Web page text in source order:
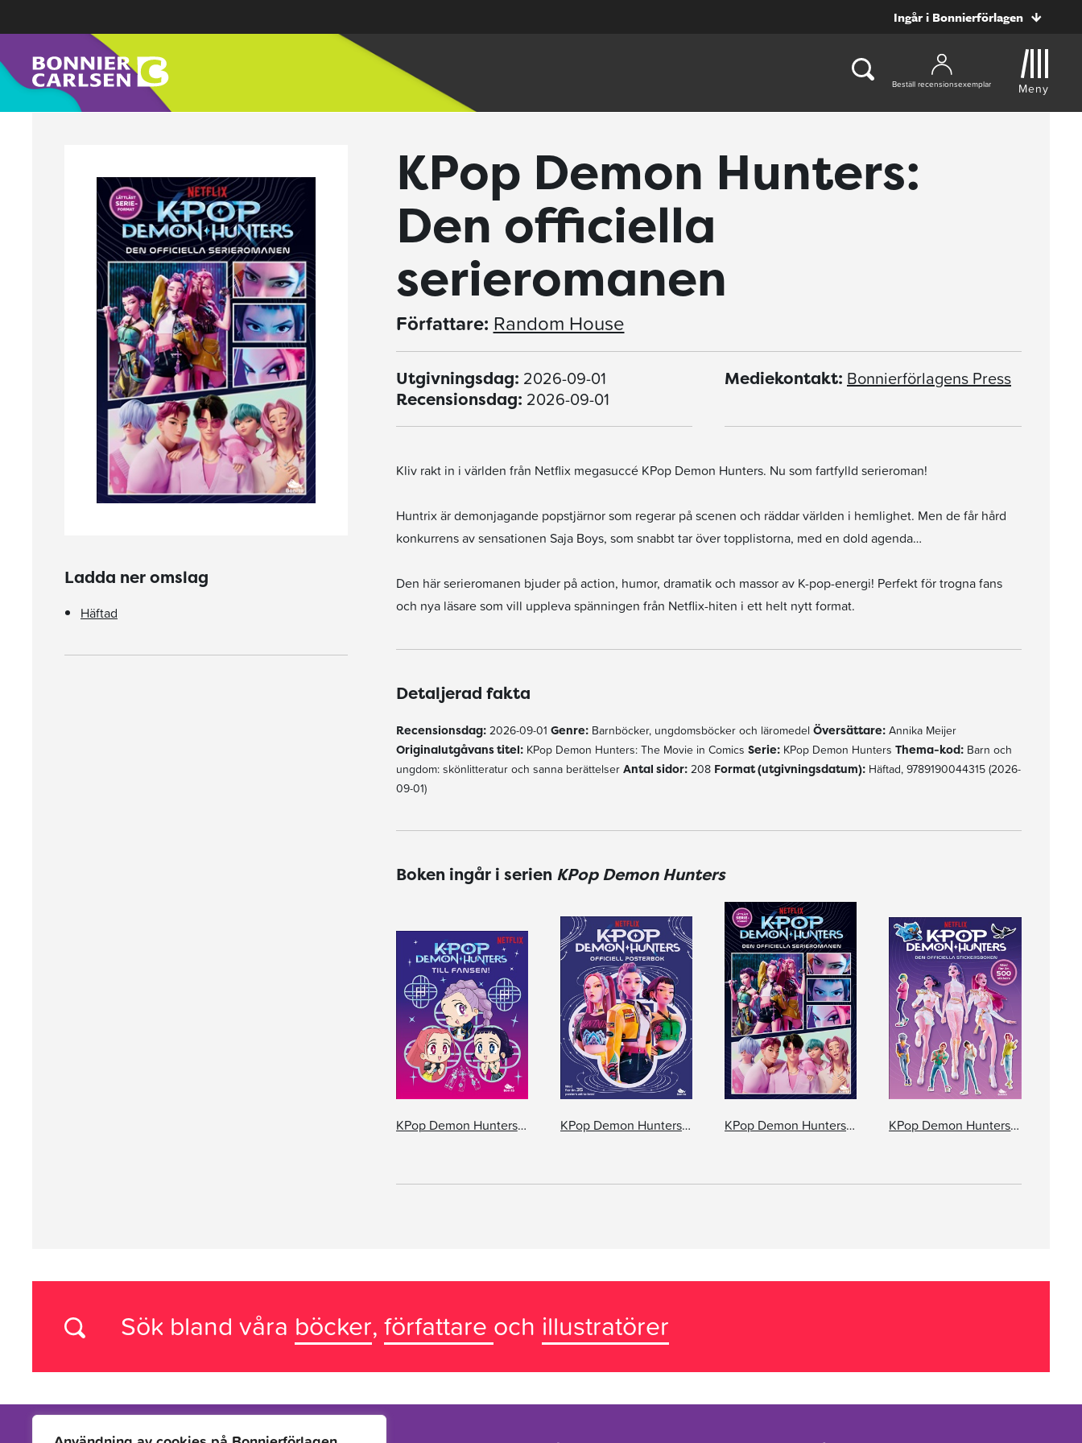
Ingår i Bonnierförlagen
Beställ recensionsexemplar Meny
Ladda ner omslag
Häftad
KPop Demon Hunters:
Den officiella
serieromanen
Författare: Random House
Utgivningsdag: 2026-09-01
Recensionsdag: 2026-09-01
Mediekontakt: Bonnierförlagens Press
Kliv rakt in i världen från Netflix megasuccé KPop Demon Hunters. Nu som fartfylld serieroman!
Huntrix är demonjagande popstjärnor som regerar på scenen och räddar världen i hemlighet. Men de får hård
konkurrens av sensationen Saja Boys, som snabbt tar över topplistorna, med en dold agenda…
Den här serieromanen bjuder på action, humor, dramatik och massor av K-pop-energi! Perfekt för trogna fans
och nya läsare som vill uppleva spänningen från Netflix-hiten i ett helt nytt format.
Detaljerad fakta
Recensionsdag:2026-09-01 Genre:Barnböcker, ungdomsböcker och läromedel Översättare:Annika Meijer
Originalutgåvans titel:KPop Demon Hunters: The Movie in Comics Serie:KPop Demon Hunters Thema-kod:Barn och
ungdom: skönlitteratur och sanna berättelser Antal sidor:208 Format (utgivningsdatum):Häftad, 9789190044315 (2026-
09-01)
Boken ingår i serien KPop Demon Hunters
KPop Demon Hunters: Till fansen! KPop Demon Hunters: Officiell posterbok KPop Demon Hunters: Den officiella serieromanen KPop Demon Hunters: Den officiella stickersboken
Sök bland våra böcker,författare och illustratörer